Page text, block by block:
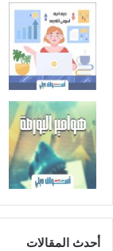
أحدث المقالات